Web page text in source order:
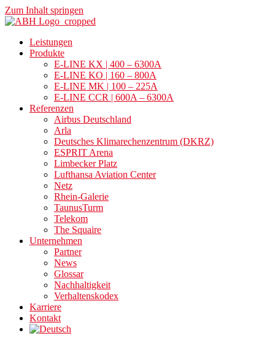
Zum Inhalt springen
Leistungen
Produkte
E-LINE KX | 400 – 6300A
E-LINE KO | 160 – 800A
E-LINE MK | 100 – 225A
E-LINE CCR | 600A – 6300A
Referenzen
Airbus Deutschland
Arla
Deutsches Klimarechenzentrum (DKRZ)
ESPRIT Arena
Limbecker Platz
Lufthansa Aviation Center
Netz
Rhein-Galerie
TaunusTurm
Telekom
The Squaire
Unternehmen
Partner
News
Glossar
Nachhaltigkeit
Verhaltenskodex
Karriere
Kontakt